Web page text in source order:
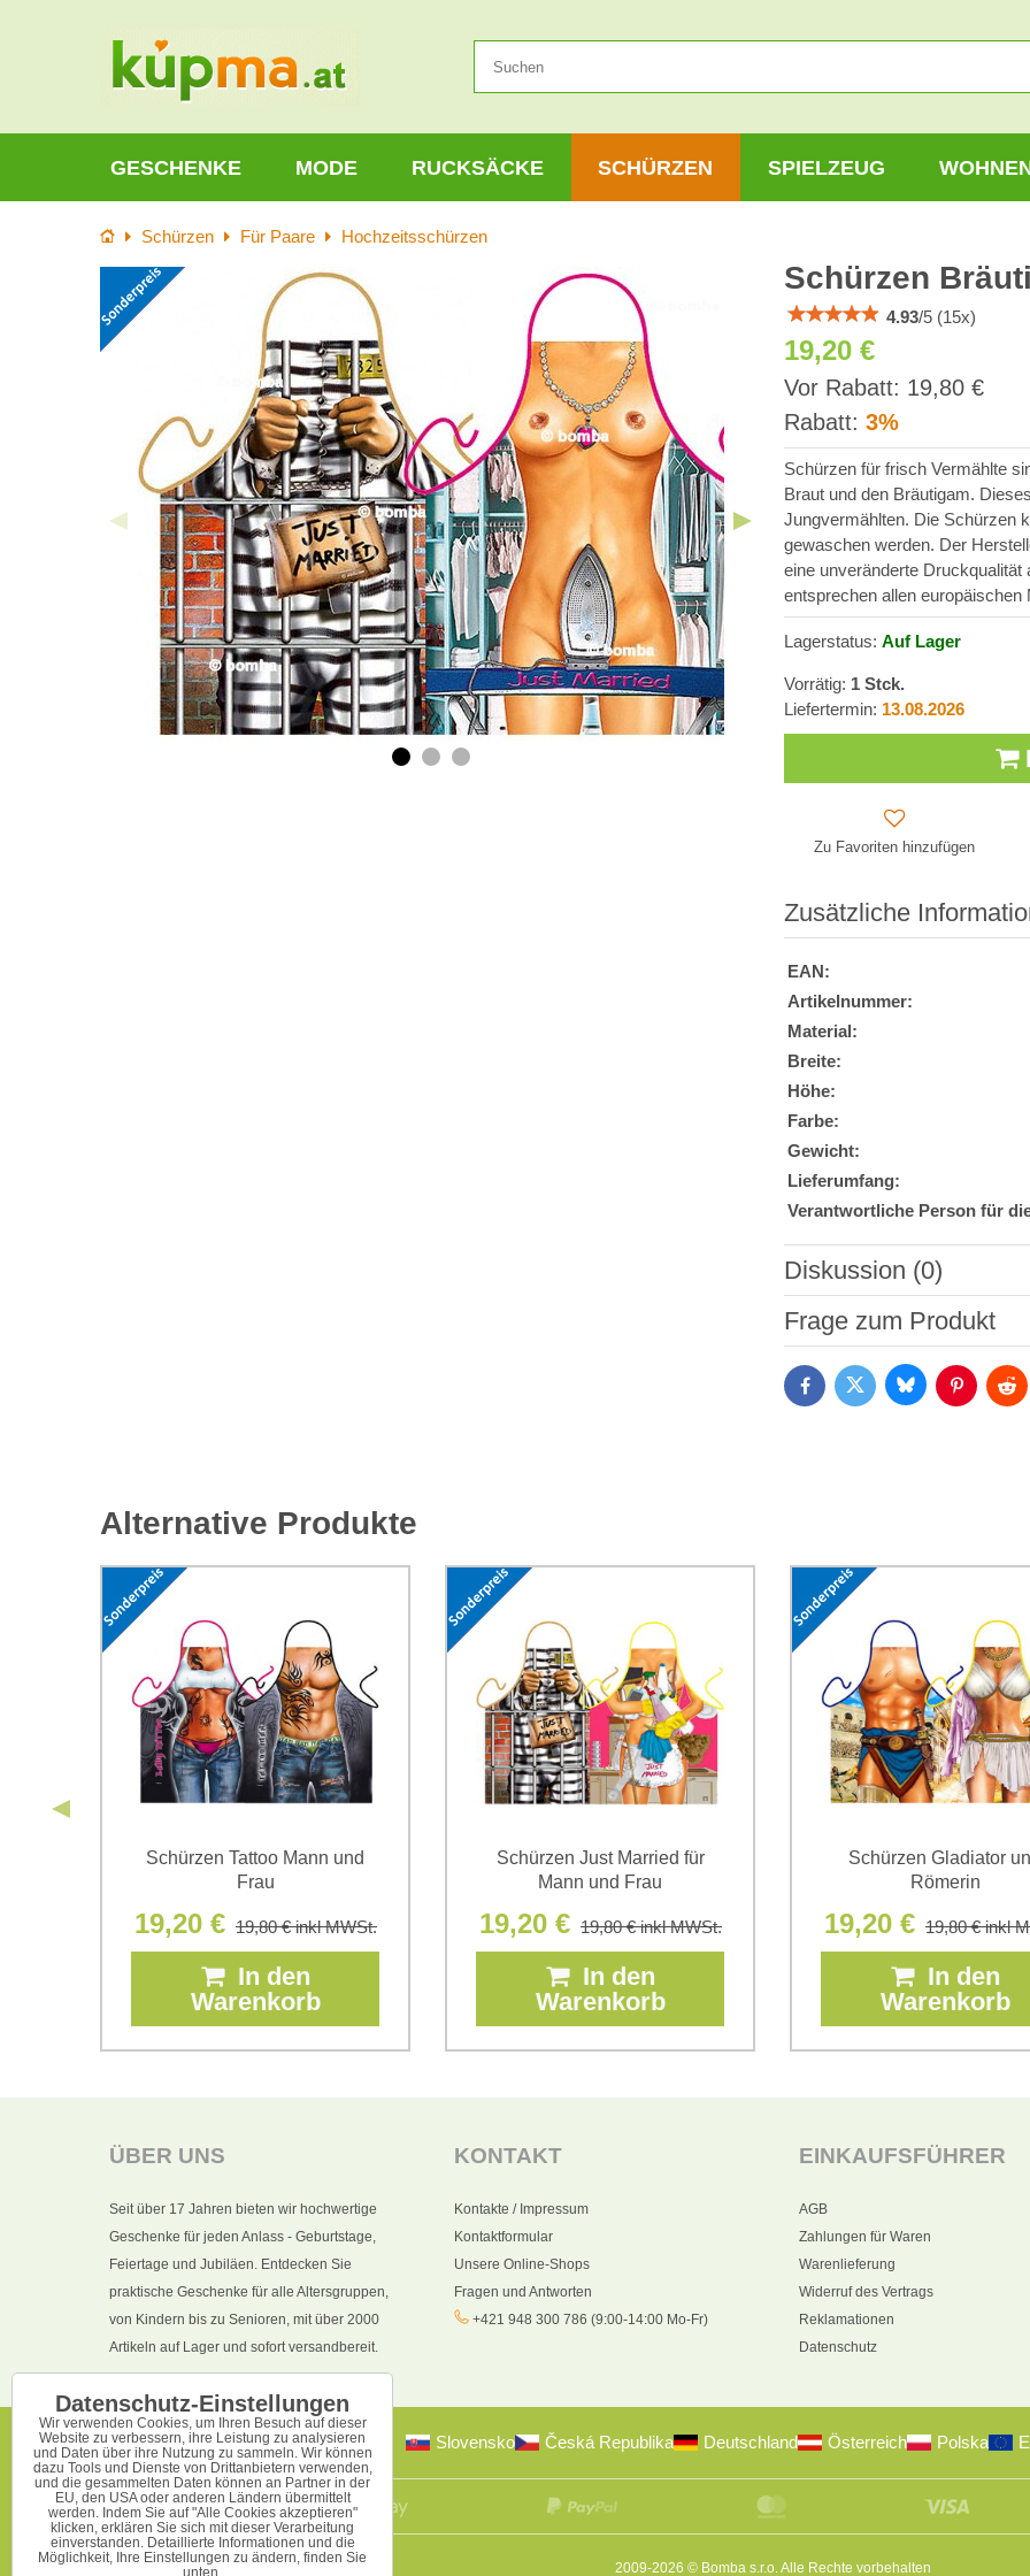
GESCHENKE MODE RUCKSÄCKE SCHÜRZEN SPIELZEUG
StartseiteSchürzen Für Paare Hochzeitsschürzen
Schürzen
4.93/5 (15x)
19,20 €
Vor Rabatt: 19,80 €inkl
Rabatt: 3%
Schürzen für frisch Vermählte
Braut und den Bräutigam.
Jungvermählten. Die Schürzen
gewaschen werden. Der
eine unveränderte
entsprechen allen
Lagerstatus: Auf Lager
Vorrätig: 1 Stck.
Liefertermin: 13.08.2026
Zu Favoriten hinzufügen
Zusätzliche
EAN:
Artikelnummer:
Material:
Breite:
Höhe:
Farbe:
Gewicht:
Lieferumfang:
Verantwortliche Person für
Diskussion (0)
Neuer Kommentar
Daten zum Zwecke der
Datenschutzbedingungen
(Erforderlich)
Frage zum Produkt
(Erforderlich)
FacebookTwitter BlueskyPinterest
Alternative Produkte
Schürzen Tattoo Mann und
Frau
19,20 € 19,80 €inkl MWSt.
In den
Warenkorb
Schürzen Just Married für
Mann und Frau
19,20 € 19,80 €inkl MWSt.
In den
Warenkorb
Schürzen Gladiator
Römerin
19,20 € 19,80 €inkl
In den
Warenkorb
ÜBER UNS
Seit über 17 Jahren bieten wir hochwertige
Geschenke für jeden Anlass - Geburtstage,
Feiertage und Jubiläen. Entdecken Sie
praktische Geschenke für alle Altersgruppen,
von Kindern bis zu Senioren, mit über 2000
Artikeln auf Lager und sofort versandbereit.
KONTAKT
Kontakte / Impressum
Kontaktformular
Unsere Online-Shops
Fragen und Antworten
+421 948 300 786 (9:00-14:00 Mo-Fr)
EINKAUFSFÜHRER
AGB
Zahlungen für Waren
Warenlieferung
Widerruf des Vertrags
Reklamationen
Datenschutz
Slovensko Česká Republika Deutschland Österreich Polska
2009-2026 © Bomba s.r.o.Alle Rechte vorbehalten
Datenschutz-Einstellungen
Wir verwenden Cookies, um Ihren Besuch auf dieser
Website zu verbessern, ihre Leistung zu analysieren
und Daten über ihre Nutzung zu sammeln. Wir können
dazu Tools und Dienste von Drittanbietern verwenden,
und die gesammelten Daten können an Partner in der
EU, den USA oder anderen Ländern übermittelt
werden. Indem Sie auf "Alle Cookies akzeptieren"
klicken, erklären Sie sich mit dieser Verarbeitung
einverstanden. Detaillierte Informationen und die
Möglichkeit, Ihre Einstellungen zu ändern, finden Sie
unten.